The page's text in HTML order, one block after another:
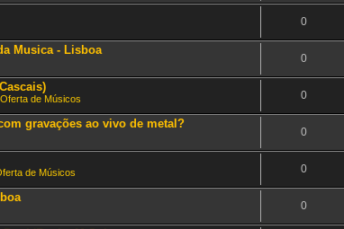
0
Musica - Lisboa
0
de Músicos 0
gravações ao vivo de metal?
0
de Músicos 0
0